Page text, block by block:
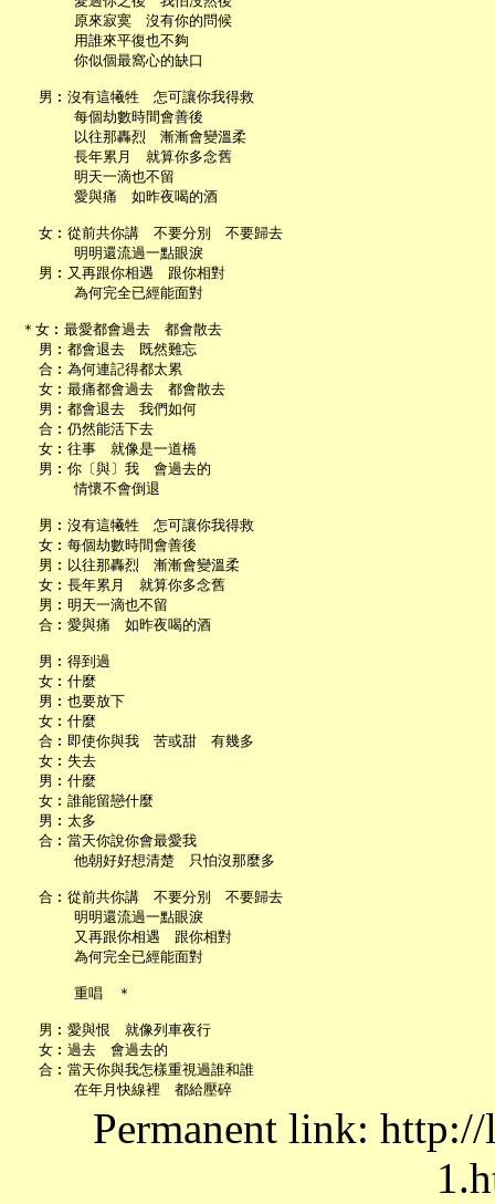
       原來寂寞　沒有你的問候
       用誰來平復也不夠
       你似個最窩心的缺口
   男︰沒有這犧牲　怎可讓你我得救
       每個劫數時間會善後
       以往那轟烈　漸漸會變溫柔
       長年累月　就算你多念舊
       明天一滴也不留
       愛與痛　如昨夜喝的酒
   女︰從前共你講　不要分別　不要歸去
       明明還流過一點眼淚
   男︰又再跟你相遇　跟你相對
       為何完全已經能面對
＊女︰最愛都會過去　都會散去
   男︰都會退去　既然難忘
   合︰為何連記得都太累
   女︰最痛都會過去　都會散去
   男︰都會退去　我們如何
   合︰仍然能活下去
   女︰往事　就像是一道橋
   男︰你〔與〕我　會過去的
       情懷不會倒退
   男︰沒有這犧牲　怎可讓你我得救
   女︰每個劫數時間會善後
   男︰以往那轟烈　漸漸會變溫柔
   女︰長年累月　就算你多念舊
   男︰明天一滴也不留
   合︰愛與痛　如昨夜喝的酒
   男︰得到過
   女︰什麼
   男︰也要放下
   女︰什麼
   合︰即使你與我　苦或甜　有幾多
   女︰失去
   男︰什麼
   女︰誰能留戀什麼
   男︰太多
   合︰當天你說你會最愛我
       他朝好好想清楚　只怕沒那麼多
   合︰從前共你講　不要分別　不要歸去
       明明還流過一點眼淚
       又再跟你相遇　跟你相對
       為何完全已經能面對
       重唱　＊
   男︰愛與恨　就像列車夜行
   女︰過去　會過去的
   合︰當天你與我怎樣重視過誰和誰
Permanent link: